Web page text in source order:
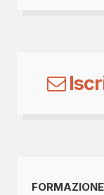
FORMAZIONE